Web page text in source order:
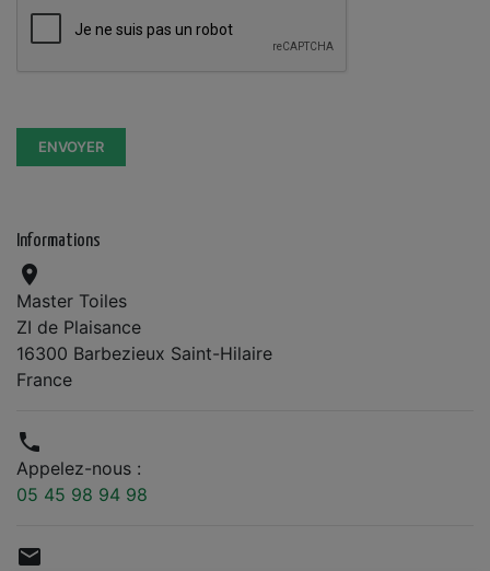
Informations

Master Toiles
ZI de Plaisance
16300 Barbezieux Saint-Hilaire
France

Appelez-nous :
05 45 98 94 98
